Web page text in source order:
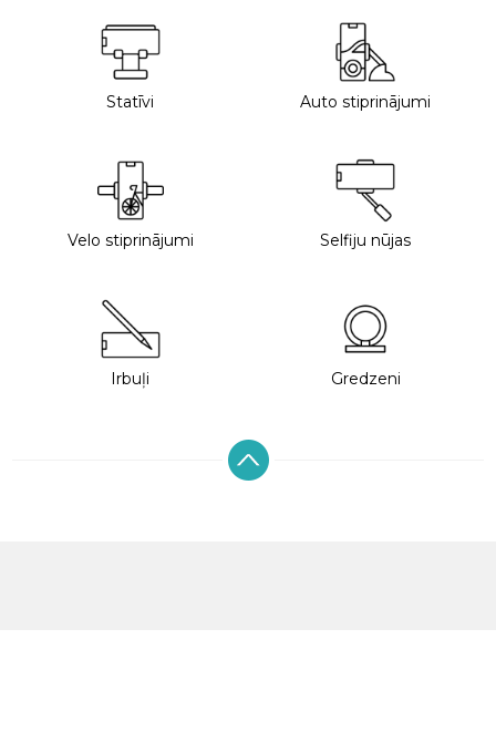
Statīvi Auto stiprinājumi
Velo stiprinājumi Selfiju nūjas
Irbuļi Gredzeni